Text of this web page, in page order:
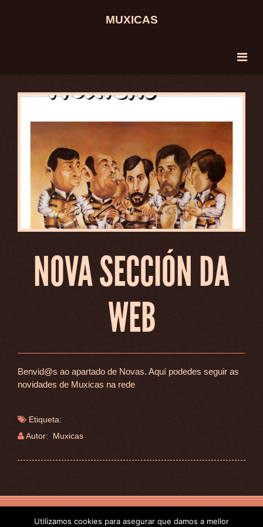
MUXICAS
NOVA SECCIÓN DA
WEB
Benvid@s ao apartado de Novas. Aquí podedes seguir as
novidades de Muxicas na rede
Etiqueta:
Autor: Muxicas
Dereitos reservadosMUXICAS2017
Utilizamos cookies para asegurar que damos a mellor